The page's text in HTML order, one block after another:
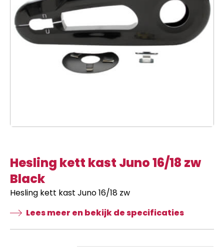
Hesling kett kast Juno 16/18 zw
Black
Hesling kett kast Juno 16/18 zw
Lees meer en bekijk de specificaties